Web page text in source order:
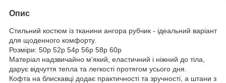
Опис
Стильний костюм із тканини ангора рубчик - ідеальний варіант
для щоденного комфорту.
Розміри: 50р 52р 54р 56р 58р 60р
Матеріал надзвичайно м’який, еластичний і ніжний до тіла,
дарує відчуття тепла та легкості протягом усього дня.
Кофта на блискавці додає практичності та зручності, а штани з